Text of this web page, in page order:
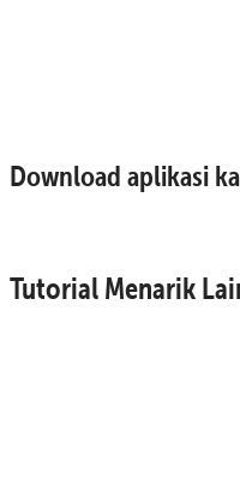
Download aplikasi
Tutorial Menarik